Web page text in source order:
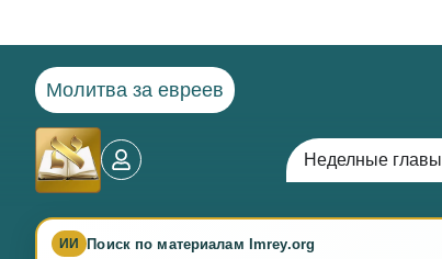
Молитва за евреев
Неделные главы
ИИ Поиск по материалам Imrey.org